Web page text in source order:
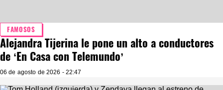
FAMOSOS
Alejandra Tijerina le pone un alto a conductores
de ‘En Casa con Telemundo’
06 de agosto de 2026 - 22:47